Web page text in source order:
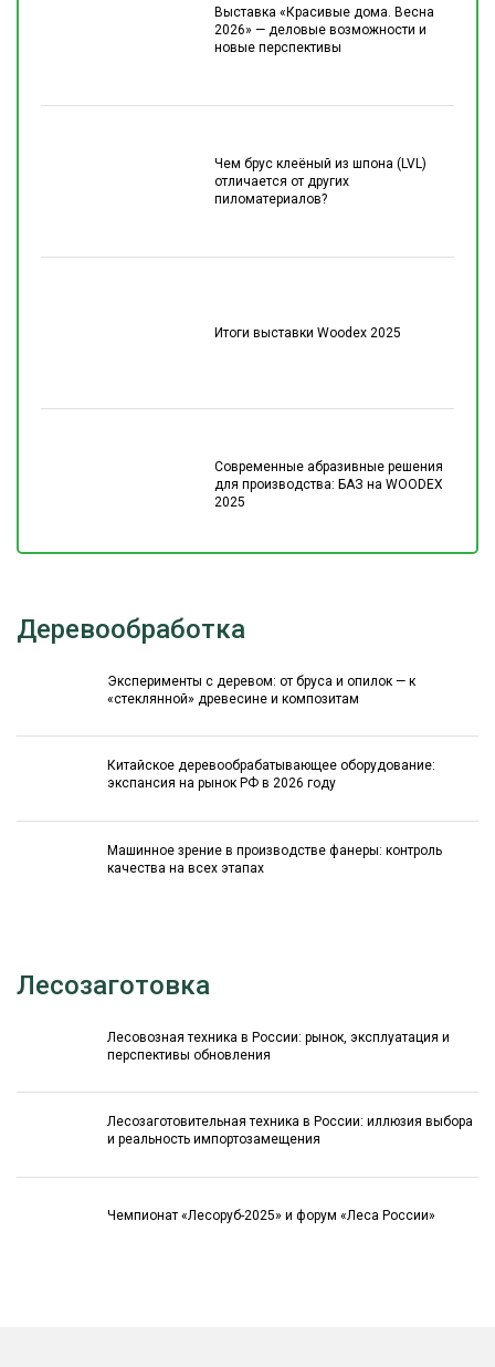
Выставка «Красивые дома. Весна
2026» — деловые возможности и
новые перспективы
Чем брус клеёный из шпона (LVL)
отличается от других
пиломатериалов?
Итоги выставки Woodex 2025
Современные абразивные решения
для производства: БАЗ на WOODEX
2025
Деревообработка
Эксперименты с деревом: от бруса и опилок — к
«стеклянной» древесине и композитам
Китайское деревообрабатывающее оборудование:
экспансия на рынок РФ в 2026 году
Машинное зрение в производстве фанеры: контроль
качества на всех этапах
Лесозаготовка
Лесовозная техника в России: рынок, эксплуатация и
перспективы обновления
Лесозаготовительная техника в России: иллюзия выбора
и реальность импортозамещения
Чемпионат «Лесоруб-2025» и форум «Леса России»